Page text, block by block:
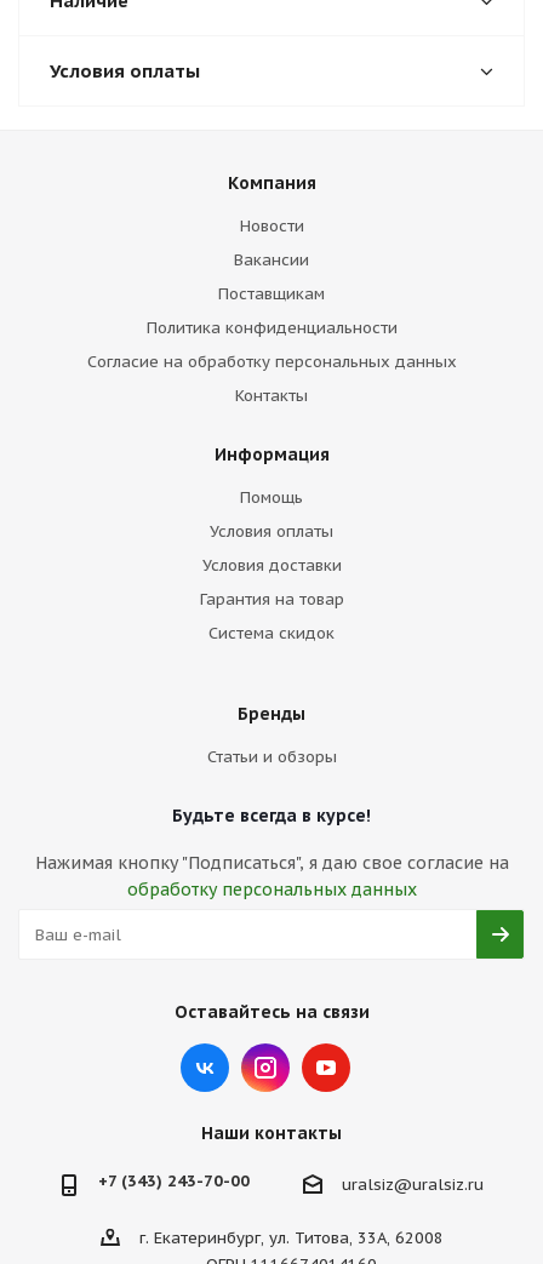
Условия оплаты
Компания
Новости
Вакансии
Поставщикам
Политика конфиденциальности
Согласие на обработку персональных данных
Контакты
Информация
Помощь
Условия оплаты
Условия доставки
Гарантия на товар
Система скидок
Бренды
Статьи и обзоры
Будьте всегда в курсе!
Нажимая кнопку "Подписаться", я даю свое согласие на
обработку персональных данных
Оставайтесь на связи
Наши контакты
+7 (343) 243-70-00 uralsiz@uralsiz.ru
г. Екатеринбург, ул. Титова, 33А, 62008